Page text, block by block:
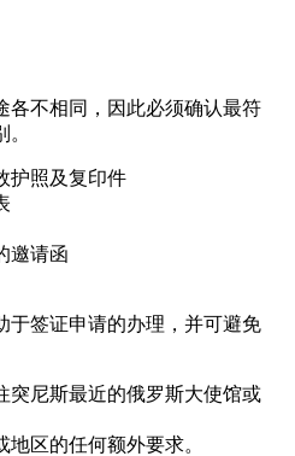
各不相同，因此必须确认最符
护照及复印件
邀请函
于签证申请的办理，并可避免
突尼斯最近的俄罗斯大使馆或
区的任何额外要求。